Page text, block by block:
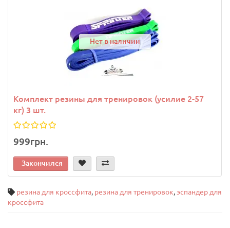
Нет в наличии
Комплект резины для тренировок (усилие 2-57
кг) 3 шт.
999грн.
Закончился
резина для кроссфита, резина для тренировок, эспандер для
кроссфита